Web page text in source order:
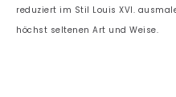
reduziert im Stil Louis XVI.
höchst seltenen Art und Weise.